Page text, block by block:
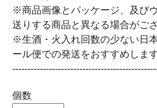
※商品画像とパッケージ、及び
送りする商品と異なる場合がご
※生酒・火入れ回数の少ない日
ール便での発送をおすすめします
個数